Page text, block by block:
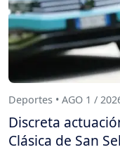
Deportes • AGO 1 /
Discreta
Clásica de San